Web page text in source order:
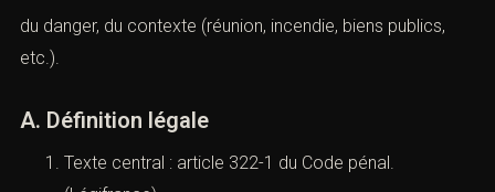
https://www.cabinetaci.com/blanchiment/
VIII). — Dégradations et
destructions